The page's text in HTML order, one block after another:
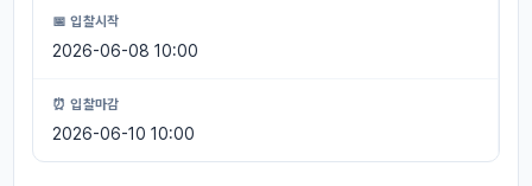
📅 입찰시작
2026-06-08 10:00
⏰ 입찰마감
2026-06-10 10:00